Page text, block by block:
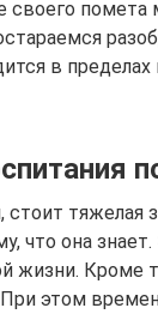
помета
в
тяжелая
что она
жизни. Кроме
этом